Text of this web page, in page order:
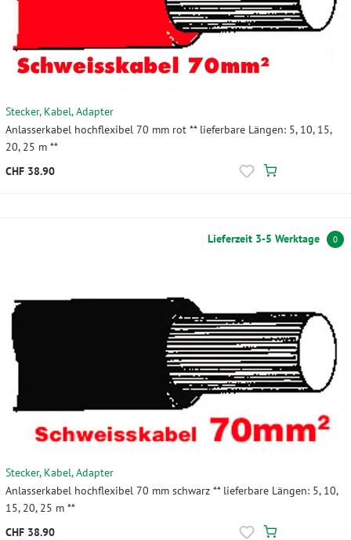
Stecker, Kabel, Adapter
Anlasserkabel hochflexibel 70 mm rot ** lieferbare Längen: 5, 10, 15,
20, 25 m **
CHF 38.90
Lieferzeit 3-5 Werktage 0
Stecker, Kabel, Adapter
Anlasserkabel hochflexibel 70 mm schwarz ** lieferbare Längen: 5, 10,
15, 20, 25 m **
CHF 38.90